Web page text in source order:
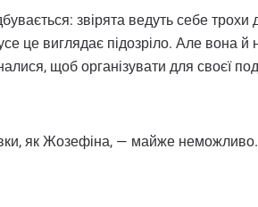
звірята ведуть себе
це виглядає підозріло. Але вона й
щоб організувати для своєї
як Жозефіна, — майже